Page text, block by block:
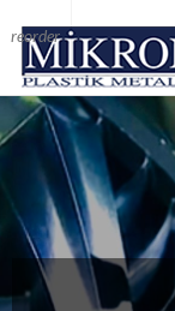
reorder